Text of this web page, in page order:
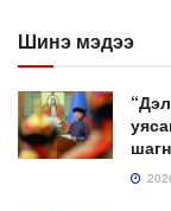
Шинэ мэдээ